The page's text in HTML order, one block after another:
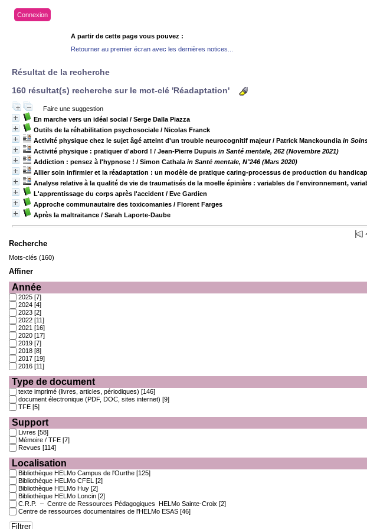
Connexion
A partir de cette page vous pouvez :
Retourner au premier écran avec les dernières notices...
Résultat de la recherche
160 résultat(s) recherche sur le mot-clé 'Réadaptation'
Faire une suggestion
En marche vers un idéal social / Serge Dalla Piazza
Outils de la réhabilitation psychosociale / Nicolas Franck
Activité physique chez le sujet âgé atteint d'un trouble neurocognitif majeur/ Patrick Manckoundia in
Activité physique : pratiquer d'abord ! / Jean-Pierre Dupuis in Santé mentale, 262 (Novembre 2021)
Addiction : pensez à l'hypnose ! / Simon Cathala in Santé mentale, N°246 (Mars 2020)
Allier soin infirmier et la réadaptation : un modèle de pratique caring-processus de production du
Analyse relative à la qualité de vie de traumatisés de la moelle épinière : variables de l'environnement,
L'apprentissage du corps après l'accident / Eve Gardien
Approche communautaire des toxicomanies / Florent Farges
Après la maltraitance / Sarah Laporte-Daube
Recherche
Mots-clés (160)
Affiner
Année
2025 [7]
2024 [4]
2023 [2]
2022 [11]
2021 [16]
2020 [17]
2019 [7]
2018 [8]
2017 [19]
2016 [11]
Type de document
texte imprimé (livres, articles, périodiques) [146]
document électronique (PDF, DOC, sites internet) [9]
TFE [5]
Support
Livres [58]
Mémoire / TFE [7]
Revues [114]
Localisation
Bibliothèque HELMo Campus de l'Ourthe [125]
Bibliothèque HELMo CFEL [2]
Bibliothèque HELMo Huy [2]
Bibliothèque HELMo Loncin [2]
C.R.P. – Centre de Ressources Pédagogiques HELMo Sainte-Croix [2]
Centre de ressources documentaires de l'HELMo ESAS [46]